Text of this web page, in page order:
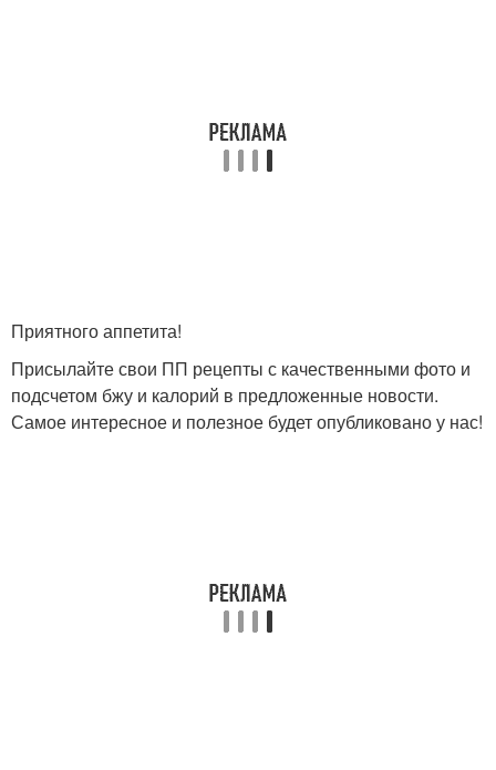
Приятного аппетита!
Присылайте свои ПП рецепты с качественными фото и
подсчетом бжу и калорий в предложенные новости.
Самое интересное и полезное будет опубликовано у нас!